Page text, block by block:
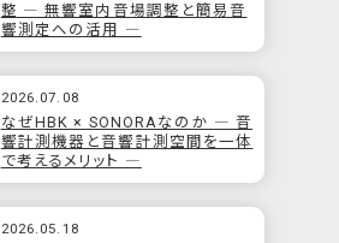
整 ― 無響室内音場調整と簡易音
響測定への活用 ―
2026.07.08
なぜHBK × SONORAなのか ― 音
響計測機器と音響計測空間を一体
で考えるメリット ―
2026.05.18